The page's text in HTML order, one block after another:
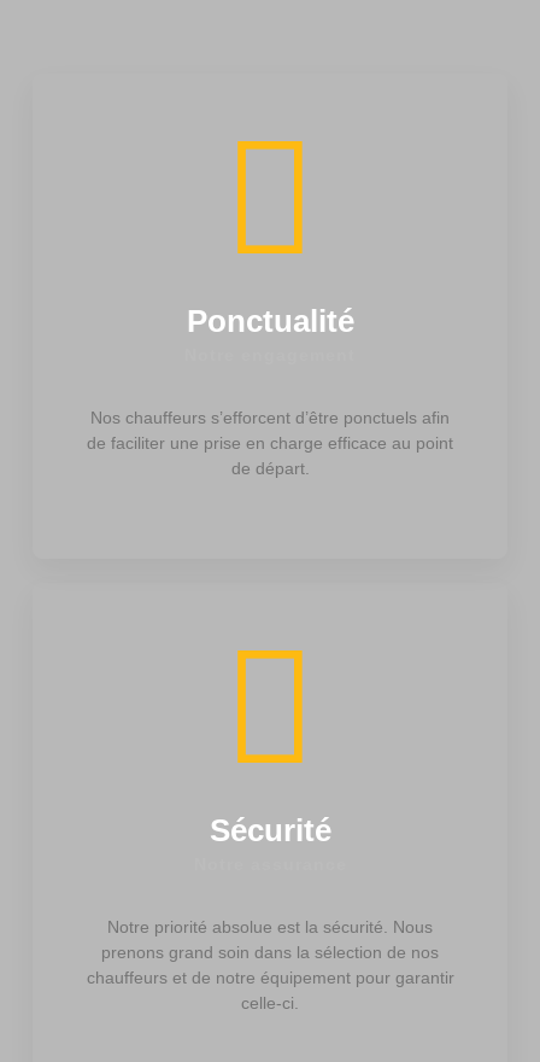
Ponctualité
Nos chauffeurs s’efforcent d’être ponctuels afin
de faciliter une prise en charge efficace au point
de départ.
Sécurité
Notre priorité absolue est la sécurité. Nous
prenons grand soin dans la sélection de nos
chauffeurs et de notre équipement pour garantir
celle-ci.